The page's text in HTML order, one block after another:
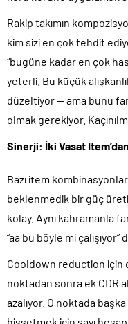
Rakip takımın
kim sizi en çok tehdit
“bugüne kadar en çok
yeterli. Bu küçük
düzeltiyor — ama bunu
olmak gerekiyor.
Sinerji: İki Vasat
Bazı item
beklenmedik bir güç
kolay. Aynı kahramanla
“aa bu böyle mi
Cooldown reduction için
noktadan sonra ek CDR
azalıyor. O noktada